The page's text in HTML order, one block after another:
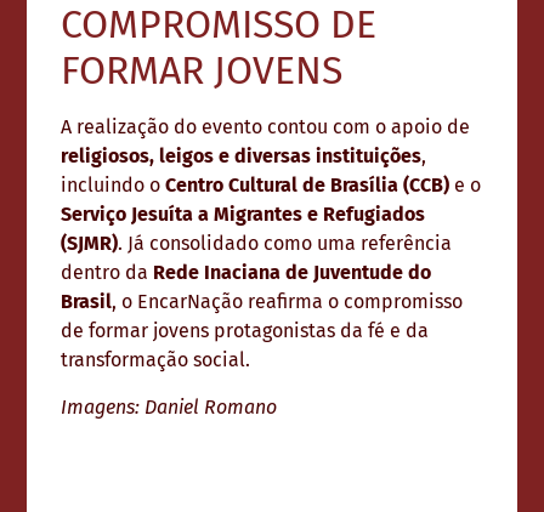
COMPROMISSO DE
FORMAR JOVENS
A realização do evento contou com o apoio de
religiosos, leigos e diversas instituições,
incluindo oCentro Cultural de Brasília (CCB) e o
Serviço Jesuíta a Migrantes e Refugiados
(SJMR). Já consolidado como uma referência
dentro da Rede Inaciana de Juventude do
Brasil, o EncarNação reafirma o compromisso
de formar jovens protagonistas da fé e da
transformação social.
Imagens: Daniel Romano